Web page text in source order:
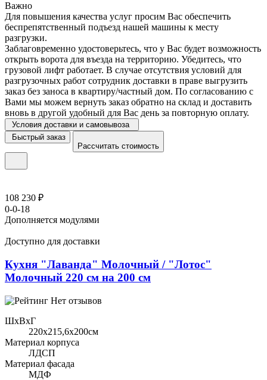
Важно
Для повышения качества услуг просим Вас обеспечить
беспрепятственный подъезд нашей машины к месту
разгрузки.
Заблаговременно удостоверьтесь, что у Вас будет возможность
открыть ворота для въезда на территорию. Убедитесь, что
грузовой лифт работает. В случае отсутствия условий для
разгрузочных работ сотрудник доставки в праве выгрузить
заказ без заноса в квартиру/частный дом. По согласованию с
Вами мы можем вернуть заказ обратно на склад и доставить
вновь в другой удобный для Вас день за повторную оплату.
Условия доставки и самовывоза
Быстрый заказ
Рассчитать стоимость
108 230 ₽
0-0-18
Дополняется модулями
Доступно для доставки
Кухня "Лаванда" Молочный / "Лотос"
Молочный 220 см на 200 см
Нет отзывов
ШхВхГ
220x215,6х200см
Материал корпуса
ЛДСП
Материал фасада
МДФ